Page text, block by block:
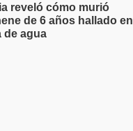
reveló cómo murió
de 6 años hallado en
de agua